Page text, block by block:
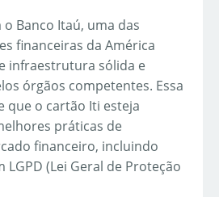
Banco Itaú, uma das
financeiras da América
infraestrutura sólida e
órgãos competentes. Essa
que o cartão Iti esteja
práticas de
financeiro, incluindo
(Lei Geral de Proteção